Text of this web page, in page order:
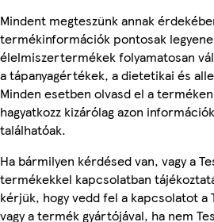
Mindent megteszünk annak
termékinformációk pontosak
élelmiszertermékek folyamatosan
a tápanyagértékek, a dietetikai és
Minden esetben olvasd el a
hagyatkozz kizárólag azon
találhatóak.
Ha bármilyen kérdésed van, vagy a
termékekkel kapcsolatban
kérjük, hogy vedd fel a kapcsolatot a
vagy a termék gyártójával, ha nem